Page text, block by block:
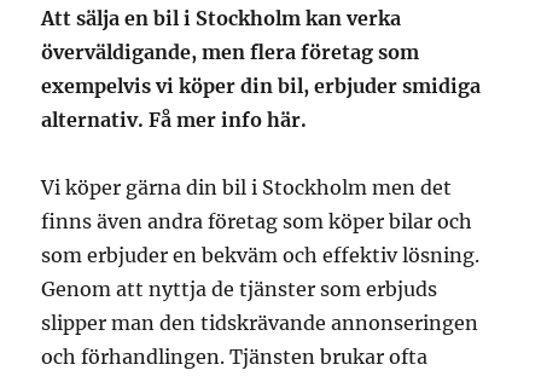
Att sälja en bil i Stockholm kan verka
överväldigande, men flera företag som
exempelvis vi köper din bil, erbjuder smidiga
alternativ. Få mer info här.
Vi köper gärna din bil i Stockholm men det
finns även andra företag som köper bilar och
som erbjuder en bekväm och effektiv lösning.
Genom att nyttja de tjänster som erbjuds
slipper man den tidskrävande annonseringen
och förhandlingen. Tjänsten brukar ofta